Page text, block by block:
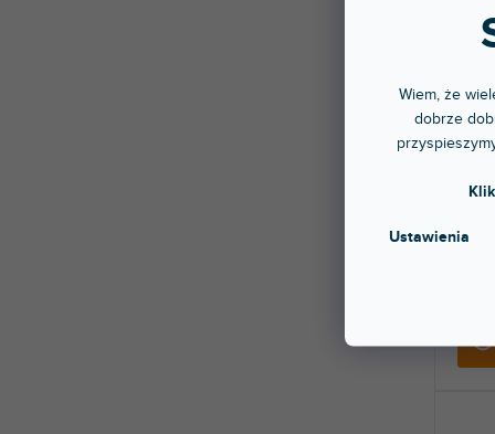
Wiem, że
dobrze
Ustawienia